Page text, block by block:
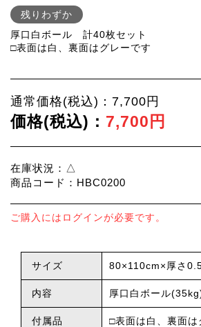
残りわずか
厚口白ボール 計40枚セット
□表面は白、裏面はグレーです
通常価格(税込)：7,700円
価格(税込)： 7,700円
在庫状況：△
商品コード：HBC0200
ご購入にはログインが必要です。
サイズ 80×110cm×厚さ
内容 厚口白ボール
付属品 □表面は白、裏面は